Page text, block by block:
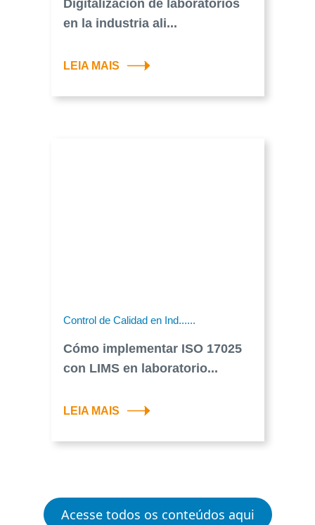
Digitalización de laboratorios
en la industria ali...
LEIA MAIS
Control de Calidad en Ind......
Cómo implementar ISO 17025
con LIMS en laboratorio...
LEIA MAIS
Acesse todos os conteúdos aqui